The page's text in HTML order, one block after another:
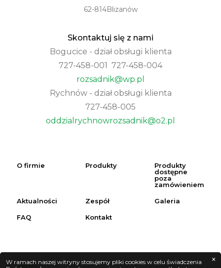
O firmie Produkty
Produkty
dostępne
poza
zamówieniem
Aktualności Zespół Galeria
FAQ Kontakt
62-814Blizanów
Skontaktuj się z nami
Bogucice - dział obsługi klienta
727-458-001 727-458-004
rozsadnik@wp.pl
Rychnów - dział obsługi klienta
727-458-005
oddzialrychnowrozsadnik@o2.pl
×
W ramach naszej witryny stosujemy pliki cookies w celu świadczenia